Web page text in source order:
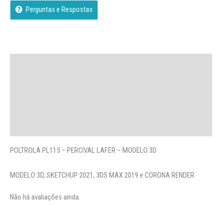
Perguntas e Respostas
POLTROLA PL115 – PERCIVAL LAFER – MODELO 3D
MODELO 3D, SKETCHUP 2021, 3DS MAX 2019 e CORONA RENDER
Não há avaliações ainda.